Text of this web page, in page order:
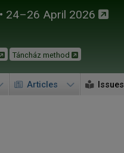
24–26 April 2026
Táncház method
Articles Issues